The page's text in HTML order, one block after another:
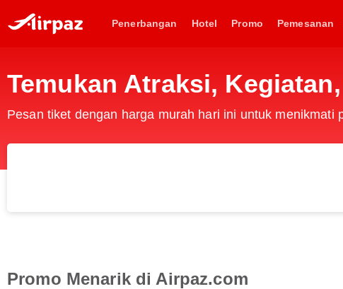
Penerbangan Hotel Promo Pemesanan
Temukan Atraksi,
Pesan tiket dengan harga murah hari ini untuk menikmati
Promo Menarik di Airpaz.com